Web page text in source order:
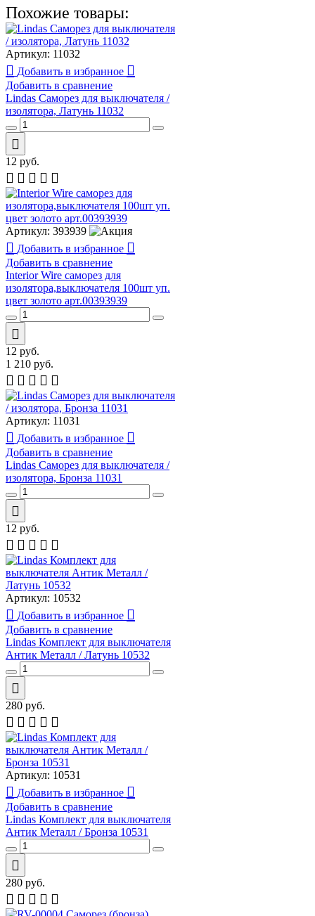
Похожие товары:
Артикул: 11032
Добавить в избранное
Добавить в сравнение
Lindas Саморез для выключателя /
изолятора, Латунь 11032
12 руб.
Артикул: 393939
Добавить в избранное
Добавить в сравнение
Interior Wire cаморез для
изолятора,выключателя 100шт уп.
цвет золото арт.00393939
12 руб.
1 210 руб.
Артикул: 11031
Добавить в избранное
Добавить в сравнение
Lindas Саморез для выключателя /
изолятора, Бронза 11031
12 руб.
Артикул: 10532
Добавить в избранное
Добавить в сравнение
Lindas Комплект для выключателя
Антик Металл / Латунь 10532
280 руб.
Артикул: 10531
Добавить в избранное
Добавить в сравнение
Lindas Комплект для выключателя
Антик Металл / Бронза 10531
280 руб.